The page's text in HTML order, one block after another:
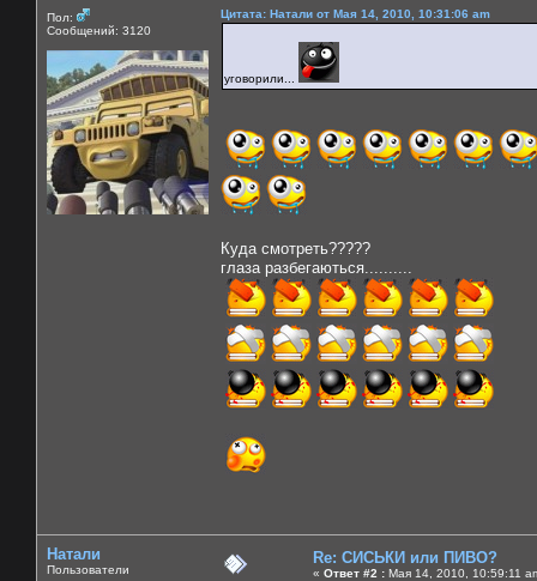
Пол:
Сообщений: 3120
Цитата: Натали от Мая 14, 2010, 10:31:06 am
уговорили...
Куда смотреть?????
глаза разбегаються..........
Натали
Пользователи
Re: СИСЬКИ или ПИВО?
« Ответ #2 : Мая 14, 2010, 10:59:11